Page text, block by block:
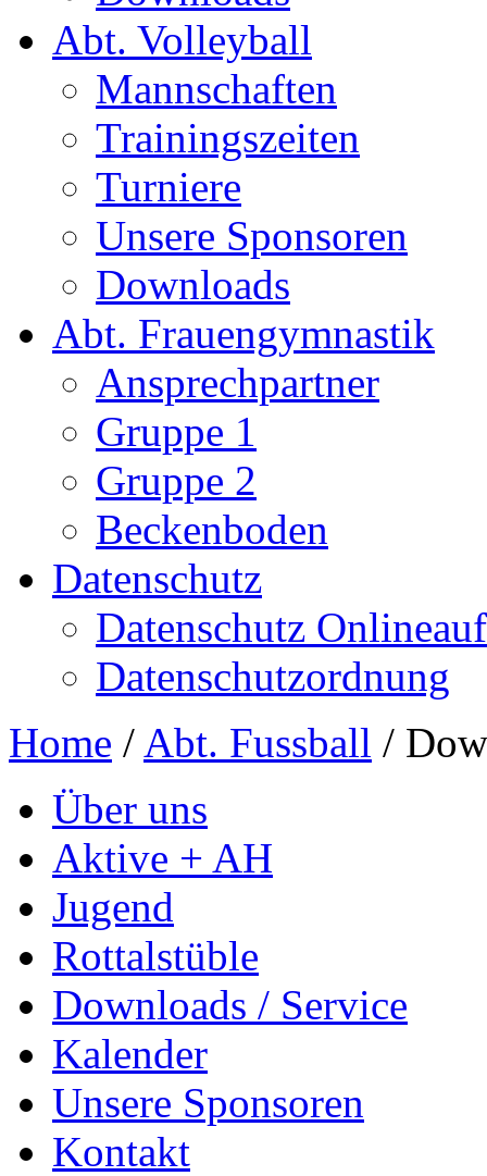
Abt. Volleyball
Mannschaften
Trainingszeiten
Turniere
Unsere Sponsoren
Downloads
Abt. Frauengymnastik
Ansprechpartner
Gruppe 1
Gruppe 2
Beckenboden
Datenschutz
Datenschutz
Datenschutzordnung
Home / Abt. Fussball /
Über uns
Aktive + AH
Jugend
Rottalstüble
Downloads / Service
Kalender
Unsere Sponsoren
Kontakt